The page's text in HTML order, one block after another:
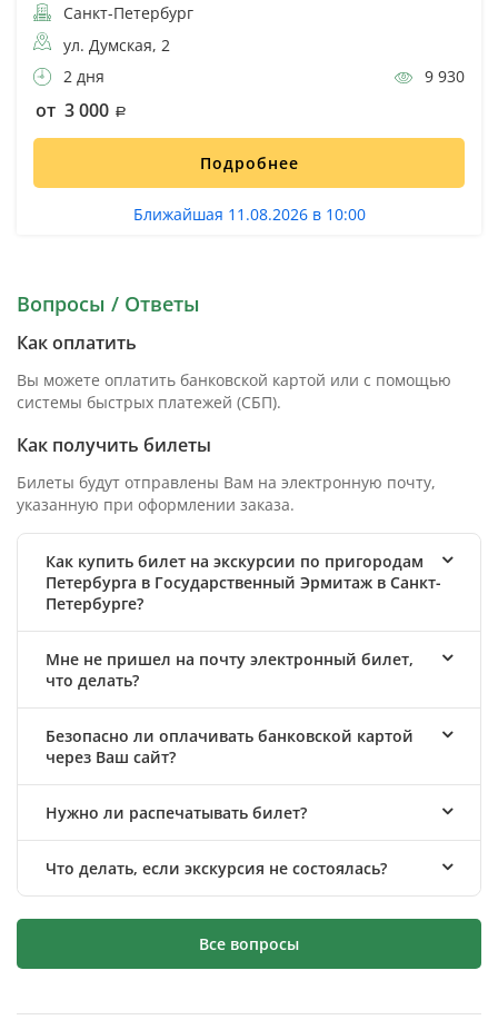
Санкт-Петербург
ул. Думская, 2
2 дня
9 930
от 3 000
Подробнее
Ближайшая 11.08.2026 в 10:00
Вопросы / Ответы
Как оплатить
Вы можете оплатить банковской картой или с помощью
системы быстрых платежей (СБП).
Как получить билеты
Билеты будут отправлены Вам на электронную почту,
указанную при оформлении заказа.
Как купить билет на экскурсии по пригородам
Петербурга в Государственный Эрмитаж в Санкт-
Петербурге?
Мне не пришел на почту электронный билет,
что делать?
Безопасно ли оплачивать банковской картой
через Ваш сайт?
Нужно ли распечатывать билет?
Что делать, если экскурсия не состоялась?
Все вопросы